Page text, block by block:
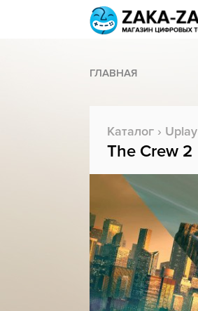
ГЛАВНАЯ
Каталог › Uplay
The Crew 2